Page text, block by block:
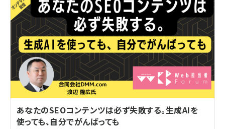
あなたのSEOコンテンツは必ず失敗する。生成AIを
使っても、自分でがんばっても